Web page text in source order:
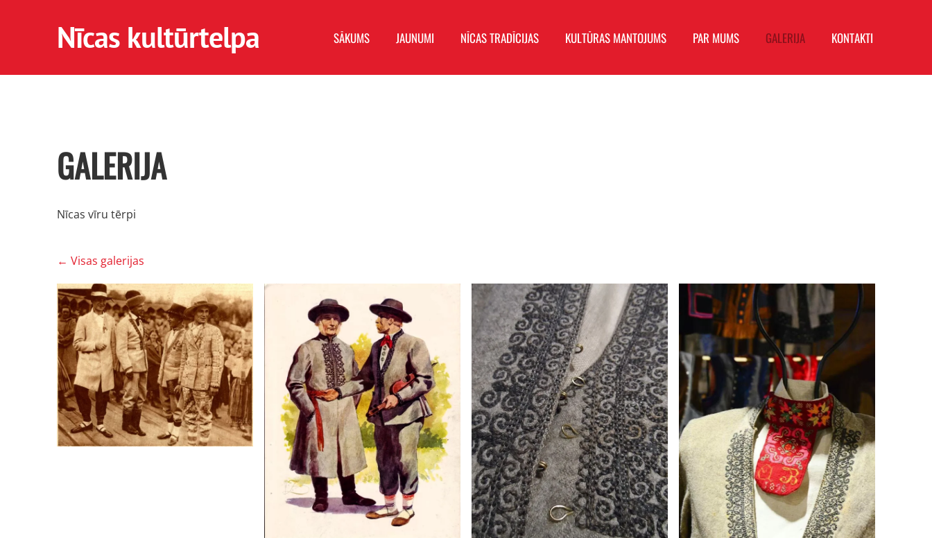
Nīcas kultūrtelpa SĀKUMS JAUNUMI NĪCAS TRADĪCIJAS KULTŪRAS MANTOJUMS PAR MUMS GALERIJA KONTAKTI
GALERIJA
Nīcas vīru tērpi
Visas galerijas